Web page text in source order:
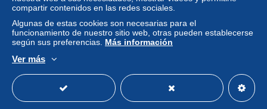
Tarifs postaux :
Attention:
tarifs 2026
Pour la France et un poids < 20g, je ne demande qu'une
participation de 1,00€ pour un envoi en lettre prioritaire
de 1,60€.
compartir contenidos en las redes sociales.
Algunas de estas cookies son necesarias para el
funcionamiento de nuestro sitio web, otras pueden establecerse
según sus preferencias. Más información
Ver más